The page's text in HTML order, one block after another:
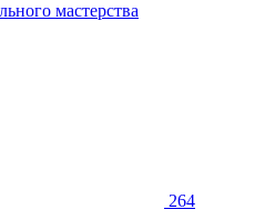
мастерства
264